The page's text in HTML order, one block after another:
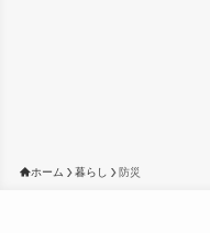
ホーム 暮らし 防災